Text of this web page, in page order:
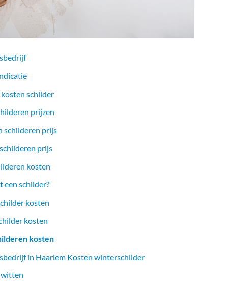
schilder
prijzen
schilderen prijs
prijs
kosten
een schilder?
kosten
kosten
kosten
in Haarlem Kosten winterschilder